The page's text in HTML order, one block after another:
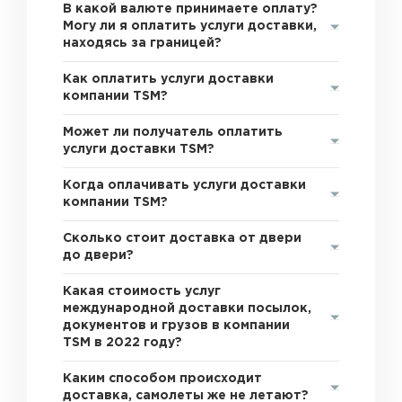
В какой валюте принимаете оплату?
Могу ли я оплатить услуги доставки,
находясь за границей?
Как оплатить услуги доставки
компании TSM?
Может ли получатель оплатить
услуги доставки TSM?
Когда оплачивать услуги доставки
компании TSM?
Сколько стоит доставка от двери
до двери?
Какая стоимость услуг
международной доставки посылок,
документов и грузов в компании
TSM в 2022 году?
Каким способом происходит
доставка, самолеты же не летают?